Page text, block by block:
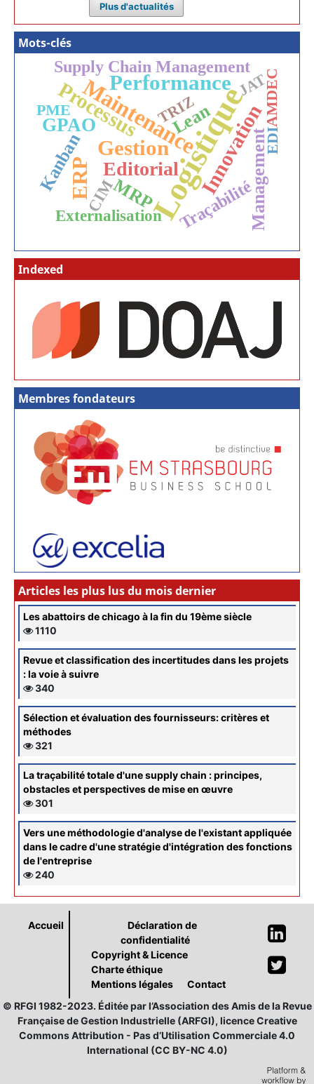
Plus d'actualités
Mots-clés
Logistique
Maintenance
Gestion
ERP
Performance
Processus Innovation
Editorial
GPAO
Kanban
MRP Management
Lean
Supply Chain Management
Traçabilité
CIM
Externalisation
TRIZ
PME
EDI
JATAMDEC
Indexed
Membres fondateurs
Articles les plus lus du mois dernier
Les abattoirs de chicago à la fin du 19ème siècle
1110
Revue et classification des incertitudes dans les projets
: la voie à suivre
340
Sélection et évaluation des fournisseurs: critères et
méthodes
321
La traçabilité totale d'une supply chain : principes,
obstacles et perspectives de mise en œuvre
301
Vers une méthodologie d'analyse de l'existant appliquée
dans le cadre d'une stratégie d'intégration des fonctions
de l'entreprise
240
Accueil
Déclaration de
confidentialité
Copyright & Licence
Charte éthique
Mentions légales
Contact
© RFGI 1982-2023. Éditée par l’Association des Amis de la Revue
Française de Gestion Industrielle (ARFGI), licence Creative
Commons Attribution - Pas d’Utilisation Commerciale 4.0
International (CC BY-NC 4.0)